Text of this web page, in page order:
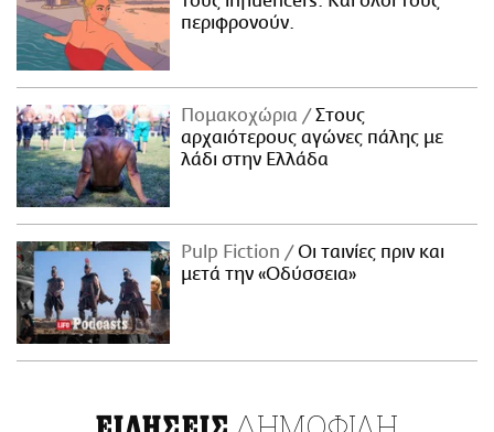
περιφρονούν.
Πομακοχώρια
Στους
αρχαιότερους αγώνες πάλης με
λάδι στην Ελλάδα
Pulp Fiction
Οι ταινίες πριν και
μετά την «Οδύσσεια»